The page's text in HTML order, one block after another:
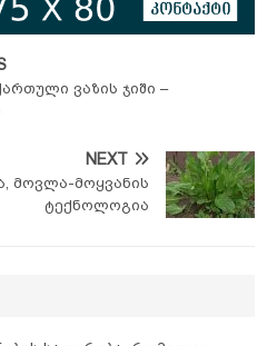
ვაზის ჯიში –
NEXT
მოვლა-მოყვანის
ტექნოლოგია